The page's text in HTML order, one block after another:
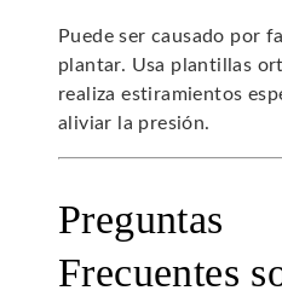
Puede ser causado por
plantar. Usa plantillas
realiza estiramientos
aliviar la presión.
Preguntas
Frecuentes